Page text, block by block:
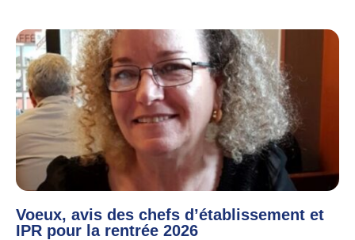
Voeux, avis des chefs d’établissement et
IPR pour la rentrée 2026